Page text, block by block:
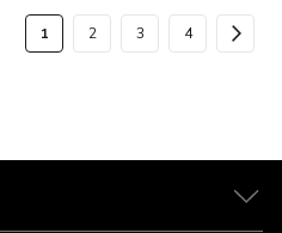
格
頁
您
1
頁
2
頁
3
頁
4